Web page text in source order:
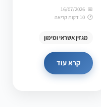
16/07/2026
10 דקות קריאה
מגזין אשראי ומימון
קרא עוד